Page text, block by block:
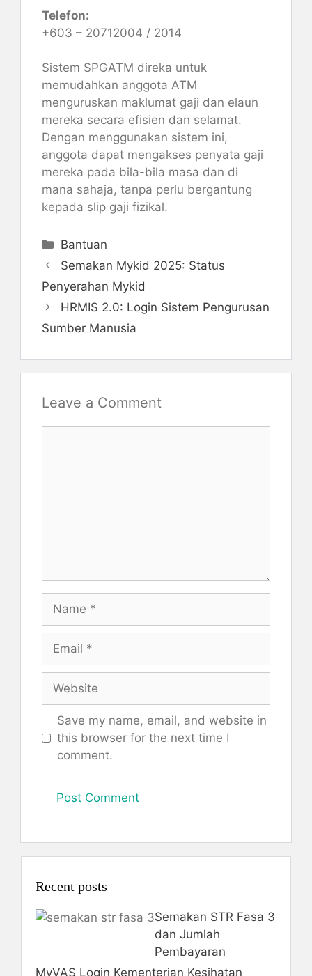
Telefon:
+603 – 20712004 / 2014
Sistem SPGATM direka untuk
memudahkan anggota ATM
menguruskan maklumat gaji dan elaun
mereka secara efisien dan selamat.
Dengan menggunakan sistem ini,
anggota dapat mengakses penyata gaji
mereka pada bila-bila masa dan di
mana sahaja, tanpa perlu bergantung
kepada slip gaji fizikal.
Categories
Bantuan
Semakan Mykid 2025: Status
Penyerahan Mykid
HRMIS 2.0: Login Sistem Pengurusan
Sumber Manusia
Leave a Comment
Save my name, email, and website in
this browser for the next time I
comment.
Recent posts
Semakan STR Fasa 3
dan Jumlah
Pembayaran
MyVAS Login Kementerian Kesihatan